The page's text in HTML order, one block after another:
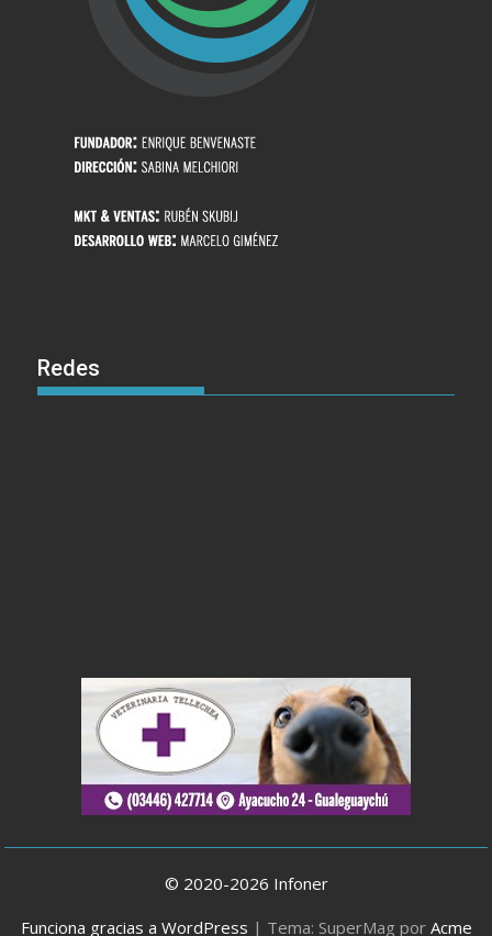
Redes
© 2020-2026 Infoner
Funciona gracias a WordPress | Tema: SuperMag por Acme